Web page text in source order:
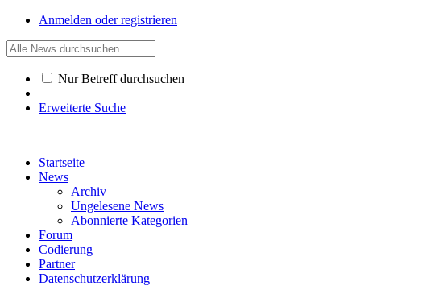
Anmelden oder registrieren
Nur Betreff durchsuchen
Erweiterte Suche
Startseite
News
Archiv
Ungelesene News
Abonnierte Kategorien
Forum
Codierung
Partner
Datenschutzerklärung